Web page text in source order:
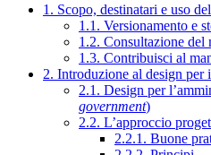
1. Scopo, destinatari e uso
1.1. Versionamento e
1.2. Consultazione del
1.3. Contribuisci al
2. Introduzione al design
2.1. Design per
government)
2.2. L’approccio
2.2.1. Buone